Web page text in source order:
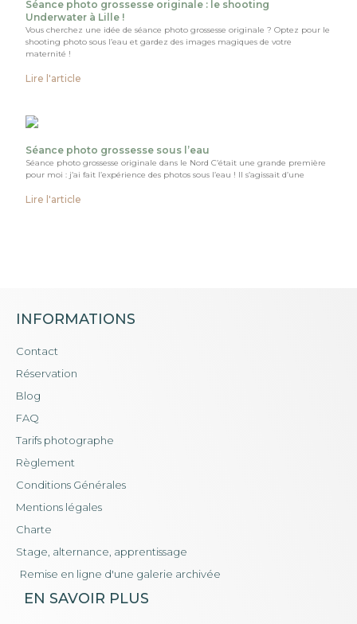
Séance photo grossesse originale : le shooting
Underwater à Lille !
Vous cherchez une idée de séance photo grossesse originale ? Optez pour le
shooting photo sous l’eau et gardez des images magiques de votre
maternité !
Lire l'article
Séance photo grossesse sous l’eau
Séance photo grossesse originale dans le Nord C’était une grande première
pour moi : j’ai fait l’expérience des photos sous l’eau ! Il s’agissait d’une
Lire l'article
INFORMATIONS
Contact
Réservation
Blog
FAQ
Tarifs photographe
Règlement
Conditions Générales
Mentions légales
Charte
Stage, alternance, apprentissage
Remise en ligne d'une galerie archivée
EN SAVOIR PLUS